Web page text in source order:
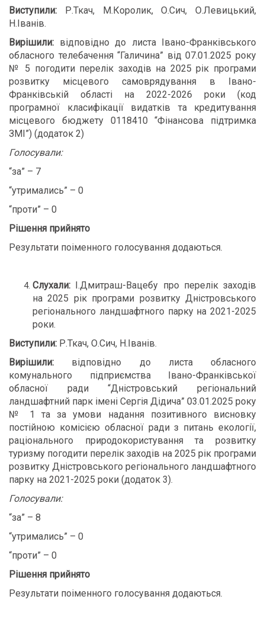
Виступили: Р.Ткач, М.Королик, О.Сич, О.Левицький,
Н.Іванів.
Вирішили: відповідно до листа Івано-Франківського
обласного телебачення “Галичина” від 07.01.2025 року
№ 5 погодити перелік заходів на 2025 рік програми
розвитку місцевого самоврядування в Івано-
Франківській області на 2022-2026 роки (код
програмної класифікації видатків та кредитування
місцевого бюджету 0118410 “Фінансова підтримка
ЗМІ”) (додаток 2)
Голосували:
“за” – 7
“утримались” – 0
“проти” – 0
Рішення прийнято
Результати поіменного голосування додаються.
Слухали: І.Дмитраш-Вацебу про перелік заходів
на 2025 рік програми розвитку Дністровського
регіонального ландшафтного парку на 2021-2025
роки.
Виступили: Р.Ткач, О.Сич, Н.Іванів.
Вирішили: відповідно до листа обласного
комунального підприємства Івано-Франківської
обласної ради “Дністровський регіональний
ландшафтний парк імені Сергія Дідича” 03.01.2025 року
№ 1 та за умови надання позитивного висновку
постійною комісією обласної ради з питань екології,
раціонального природокористування та розвитку
туризму погодити перелік заходів на 2025 рік програми
розвитку Дністровського регіонального ландшафтного
парку на 2021-2025 роки (додаток 3).
Голосували:
“за” – 8
“утримались” – 0
“проти” – 0
Рішення прийнято
Результати поіменного голосування додаються.